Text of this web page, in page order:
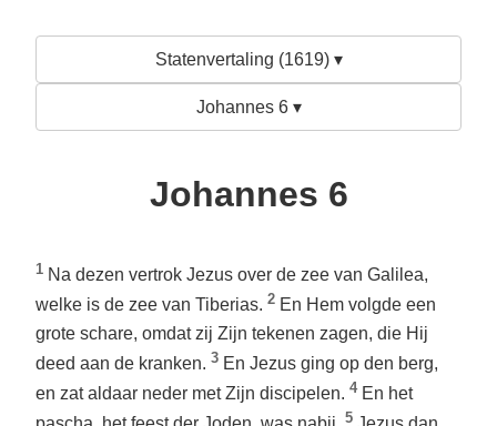
Statenvertaling (1619) ▾
Johannes 6 ▾
Johannes 6
1 Na dezen vertrok Jezus over de zee van Galilea,
welke is de zee van Tiberias. 2 En Hem volgde een
grote schare, omdat zij Zijn tekenen zagen, die Hij
deed aan de kranken. 3 En Jezus ging op den berg,
en zat aldaar neder met Zijn discipelen. 4 En het
5